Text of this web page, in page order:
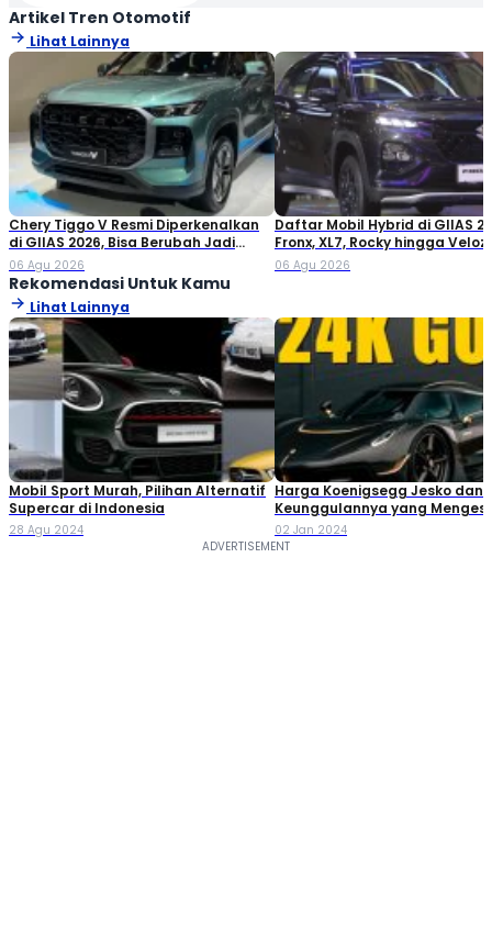
Artikel Tren Otomotif
Lihat Lainnya
Chery Tiggo V Resmi Diperkenalkan
di GIIAS 2026, Bisa Berubah Jadi
Double Cabin
06 Agu 2026
Daftar Mobil Hybrid di GIIAS
Fronx, XL7, Rocky hingga Veloz!
06 Agu 2026
Rekomendasi Untuk Kamu
Lihat Lainnya
Mobil Sport Murah, Pilihan Alternatif
Supercar di Indonesia
28 Agu 2024
Harga Koenigsegg Jesko dan
Keunggulannya yang
02 Jan 2024